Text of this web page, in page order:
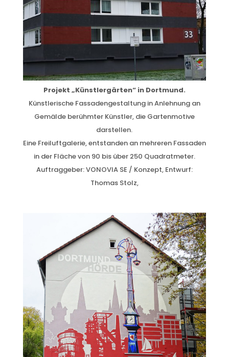
Projekt „Künstlergärten“ in Dortmund.
Künstlerische Fassadengestaltung in Anlehnung an
Gemälde berühmter Künstler, die Gartenmotive
darstellen.
Eine Freiluftgalerie, entstanden an mehreren Fassaden
in der Fläche von 90 bis über 250 Quadratmeter.
Auftraggeber: VONOVIA SE / Konzept, Entwurf:
Thomas Stolz,